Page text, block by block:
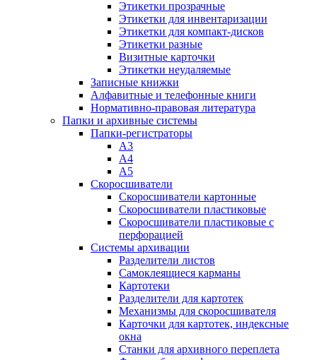
Этикетки прозрачные
Этикетки для инвентаризации
Этикетки для компакт-дисков
Этикетки разные
Визитные карточки
Этикетки неудаляемые
Записные книжки
Алфавитные и телефонные книги
Нормативно-правовая литература
Папки и архивные системы
Папки-регистраторы
А3
А4
А5
Скоросшиватели
Скоросшиватели картонные
Скоросшиватели пластиковые
Скоросшиватели пластиковые с
перфорацией
Системы архивации
Разделители листов
Самоклеящиеся карманы
Картотеки
Разделители для картотек
Механизмы для скоросшивателя
Карточки для картотек, индексные
окна
Станки для архивного переплета